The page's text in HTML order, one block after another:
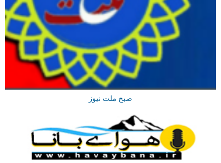
صبح ملت نیوز